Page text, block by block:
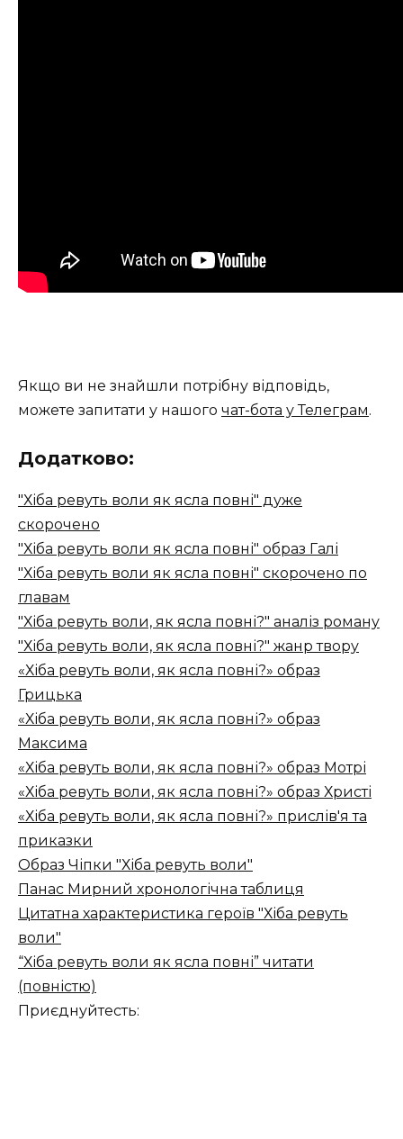
Якщо ви не знайшли потрібну відповідь,
можете запитати у нашого чат-бота у Телеграм.
Додатково:
"Хіба ревуть воли як ясла повні" дуже
скорочено
"Хіба ревуть воли як ясла повні" образ Галі
"Хіба ревуть воли як ясла повні" скорочено по
главам
"Хіба ревуть воли, як ясла повні?" аналіз роману
"Хіба ревуть воли, як ясла повні?" жанр твору
«Хіба ревуть воли, як ясла повні?» образ
Грицька
«Хіба ревуть воли, як ясла повні?» образ
Максима
«Хіба ревуть воли, як ясла повні?» образ Мотрі
«Хіба ревуть воли, як ясла повні?» образ Христі
«Хіба ревуть воли, як ясла повні?» прислів'я та
приказки
Образ Чіпки "Хіба ревуть воли"
Панас Мирний хронологічна таблиця
Цитатна характеристика героїв "Хіба ревуть
воли"
“Хіба ревуть воли як ясла повні” читати
(повністю)
Приєднуйтесть: